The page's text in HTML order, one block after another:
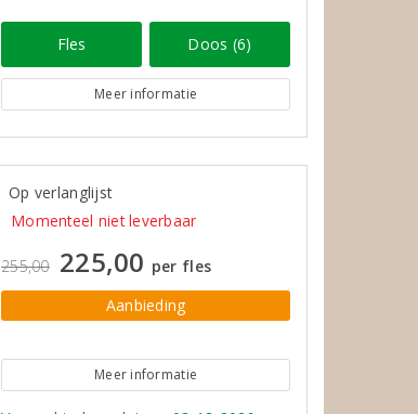
Fles Doos (6)
Meer informatie
Op verlanglijst
Momenteel niet leverbaar
255,00 225,00 per fles
Aanbieding
Meer informatie